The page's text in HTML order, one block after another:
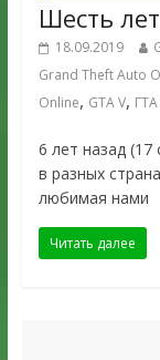
Шесть
18.09.2019
Grand Theft Auto
Online, GTA V,
6 лет назад (17
в разных
любимая нами
Читать далее